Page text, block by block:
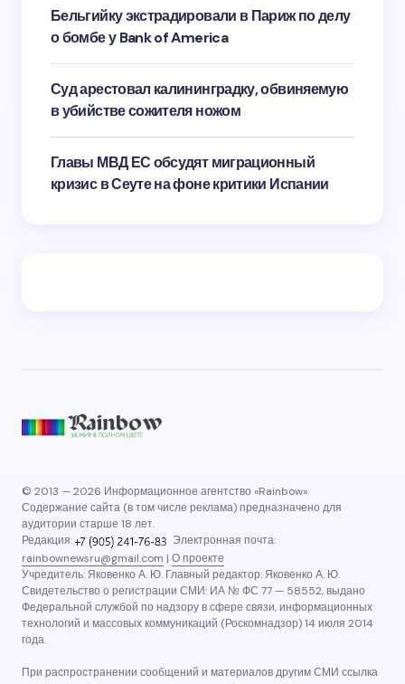
Бельгийку экстрадировали в Париж по делу
о бомбе у Bank of America
Суд арестовал калининградку, обвиняемую
в убийстве сожителя ножом
Главы МВД ЕС обсудят миграционный
кризис в Сеуте на фоне критики Испании
© 2013 — 2026 Информационное агентство «Rainbow».
Содержание сайта (в том числе реклама) предназначено для
аудитории старше 18 лет.
Редакция:
Электронная почта:
rainbownewsru@gmail.com | О проекте
Учредитель: Яковенко А. Ю. Главный редактор: Яковенко А. Ю.
Свидетельство о регистрации СМИ: ИА № ФС 77 — 58552, выдано
Федеральной службой по надзору в сфере связи, информационных
технологий и массовых коммуникаций (Роскомнадзор) 14 июля 2014
года.
При распространении сообщений и материалов другим СМИ ссылка